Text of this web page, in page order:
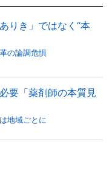
りき」ではなく“本
の論調危惧
要「薬剤師の本質見
地域ごとに